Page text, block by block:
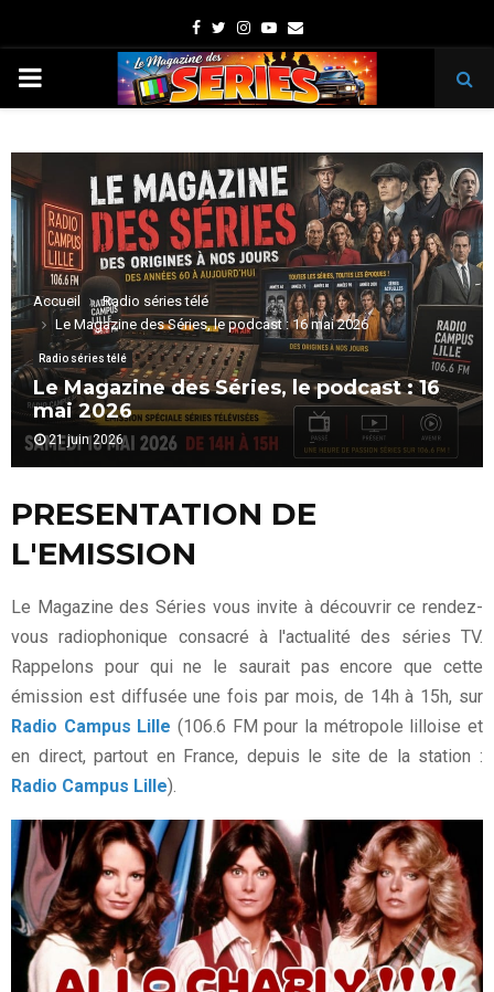
Facebook
TwitterInstagram
Youtube
Email
PRIMARY
Accueil
Radio séries télé
Le Magazine des Séries, le podcast : 16 mai 2026
Radio séries télé
Le Magazine des Séries, le podcast : 16
mai 2026
21 juin 2026
PRESENTATION DE
L'EMISSION
Le Magazine des Séries vous invite à découvrir ce rendez-
vous radiophonique consacré à l'actualité des séries TV.
Rappelons pour qui ne le saurait pas encore que cette
émission est diffusée une fois par mois, de 14h à 15h, sur
Radio Campus Lille (106.6 FM pour la métropole lilloise et
en direct, partout en France, depuis le site de la station :
Radio Campus Lille).